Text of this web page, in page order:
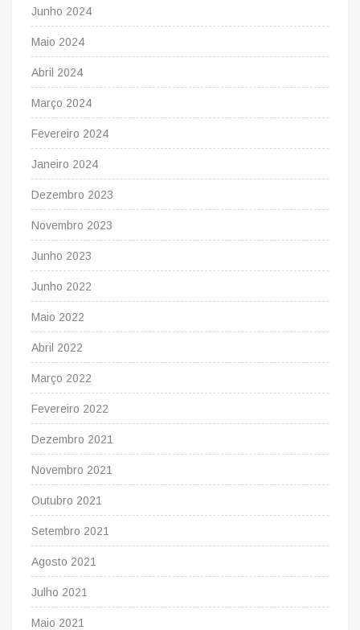
Junho 2024
Maio 2024
Abril 2024
Março 2024
Fevereiro 2024
Janeiro 2024
Dezembro 2023
Novembro 2023
Junho 2023
Junho 2022
Maio 2022
Abril 2022
Março 2022
Fevereiro 2022
Dezembro 2021
Novembro 2021
Outubro 2021
Setembro 2021
Agosto 2021
Julho 2021
Maio 2021